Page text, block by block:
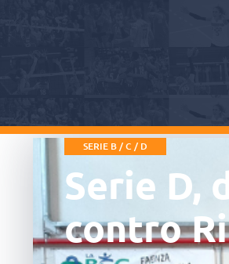
SERIE B / C / D
Serie D,
contro